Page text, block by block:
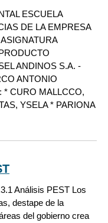
ESCUELA
DE LA EMPRESA
ANDINOS S.A. -
ANTONIO
* CURO MALLCCO,
YSELA * PARIONA
Análisis PEST Los
destape de la
del gobierno crea